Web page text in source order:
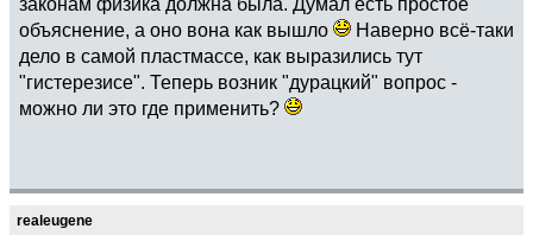
объяснение, а оно вона как вышло
Наверно всё-таки
дело в самой пластмассе, как выразились тут
"гистерезисе". Теперь возник "дурацкий" вопрос -
можно ли это где применить?
realeugene